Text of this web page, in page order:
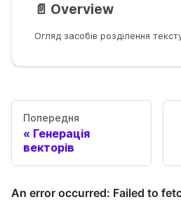
📄️ Overview
Огляд засобів розділення
Попередня
Генерація
векторів